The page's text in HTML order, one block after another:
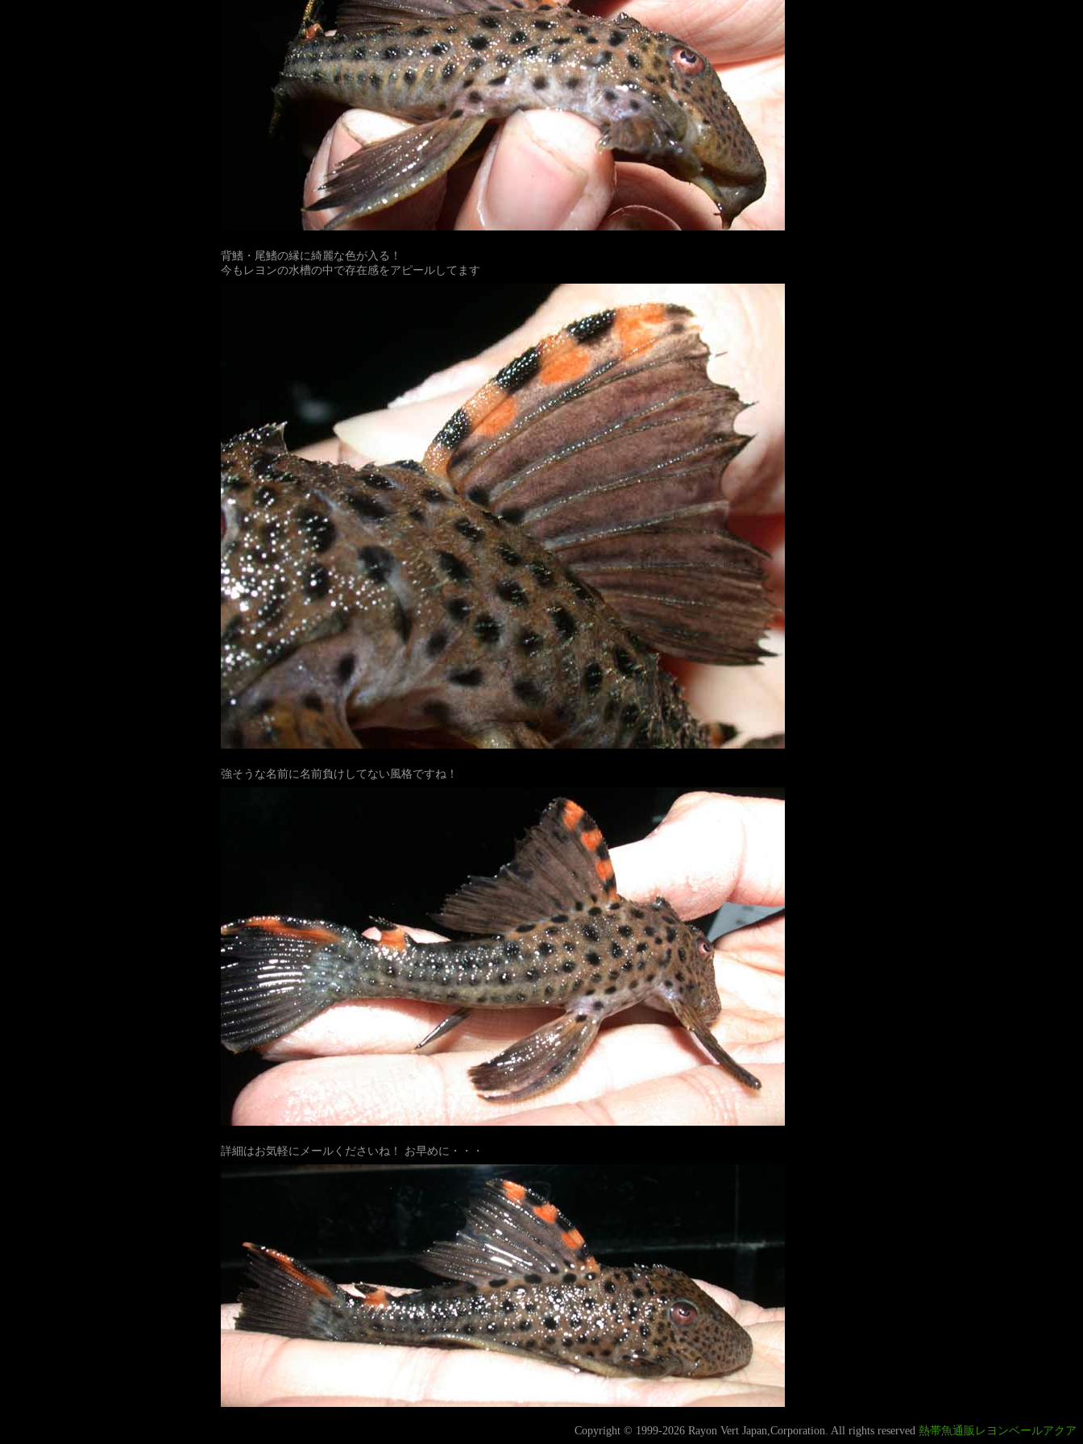
背鰭・尾鰭の縁に綺麗な色が入る！
今もレヨンの水槽の中で存在感をアピールしてます
強そうな名前に名前負けしてない風格ですね！
詳細はお気軽にメールくださいね！ お早めに・・・
Copyright © 1999-2026 Rayon Vert Japan,Corporation. All rights reserved 熱帯魚通販レヨンベールアクア